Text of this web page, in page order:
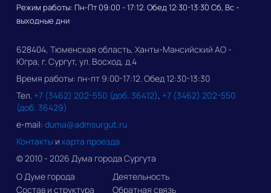
Режим работы: Пн-Пт 09:00 - 17:12. Обед 12:30-13:30 Сб, Вс -
выходные дни
628404, Тюменская область, Ханты-Мансийский АО -
Югра, г. Сургут, ул. Восход, д.4
Время работы: пн-пт 9:00-17:12. Обед 12:30-13:30
Тел. +7 (3462) 202-550 (доб. 36412), +7 (3462) 202-550
(доб. 36429)
e-mail: duma@admsurgut.ru
Контакты и карта проезда
© 2010 - 2026 Дума города Сургута
О Думе города
Состав и структура
Деятельность
Обратная связь